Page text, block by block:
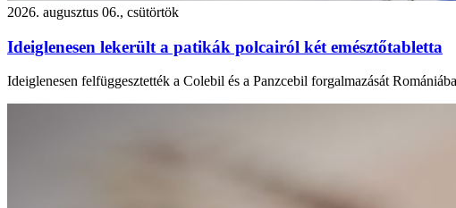
2026. augusztus 06., csütörtök
Ideiglenesen lekerült a patikák polcairól két emésztőtabletta
Ideiglenesen felfüggesztették a Colebil és a Panzcebil forgalmazását